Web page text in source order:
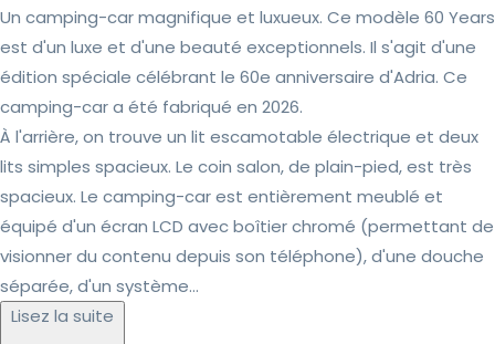
Un camping-car magnifique et luxueux. Ce modèle 60 Years
est d'un luxe et d'une beauté exceptionnels. Il s'agit d'une
édition spéciale célébrant le 60e anniversaire d'Adria. Ce
camping-car a été fabriqué en 2026.
À l'arrière, on trouve un lit escamotable électrique et deux
lits simples spacieux. Le coin salon, de plain-pied, est très
spacieux. Le camping-car est entièrement meublé et
équipé d'un écran LCD avec boîtier chromé (permettant de
visionner du contenu depuis son téléphone), d'une douche
séparée, d'un système...
Lisez la suite